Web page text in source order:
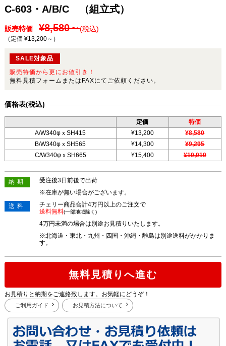
C-603・A/B/C （組立式）
販売特価 ¥8,580～(税込)
（定価 ¥13,200～ ）
SALE対象品
販売特価から更にお値引き！
無料見積フォームまたはFAXにてご依頼ください。
価格表(税込)
定価
特価
A/W340φｘSH415
¥13,200
¥8,580
B/W340φｘSH565
¥14,300
¥9,295
C/W340φｘSH665
¥15,400 ¥10,010
納期
受注後3日前後で出荷
※在庫が無い場合がございます。
送料
チェリー商品合計4万円以上のご注文で
送料無料(一部地域除く)
4万円未満の場合は別途お見積りいたします。
※北海道・東北・九州・四国・沖縄・離島は別途送料がかかりま
す。
無料見積りへ進む
お見積りと納期をご連絡致します。お気軽にどうぞ！
ご利用ガイド お見積方法について